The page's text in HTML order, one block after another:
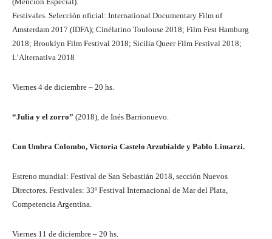
Festivales. Selección oficial: International Documentary Film of
Amsterdam 2017 (IDFA); Cinélatino Toulouse 2018; Film Fest Hamburg
2018; Brooklyn Film Festival 2018; Sicilia Queer Film Festival 2018;
L’Alternativa 2018
Viernes 4 de diciembre – 20 hs.
“Julia y el zorro” (2018), de Inés Barrionuevo.
Con Umbra Colombo, Victoria Castelo Arzubialde y Pablo Limarzi.
Estreno mundial: Festival de San Sebastián 2018, sección Nuevos
Directores. Festivales: 33º Festival Internacional de Mar del Plata,
Competencia Argentina.
Viernes 11 de diciembre – 20 hs.